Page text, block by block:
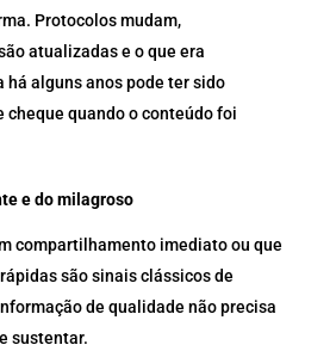
Protocolos mudam,
atualizadas e o que era
há alguns anos pode ter sido
cheque quando o conteúdo foi
e do milagroso
compartilhamento imediato ou que
são sinais clássicos de
de qualidade não precisa
sustentar.